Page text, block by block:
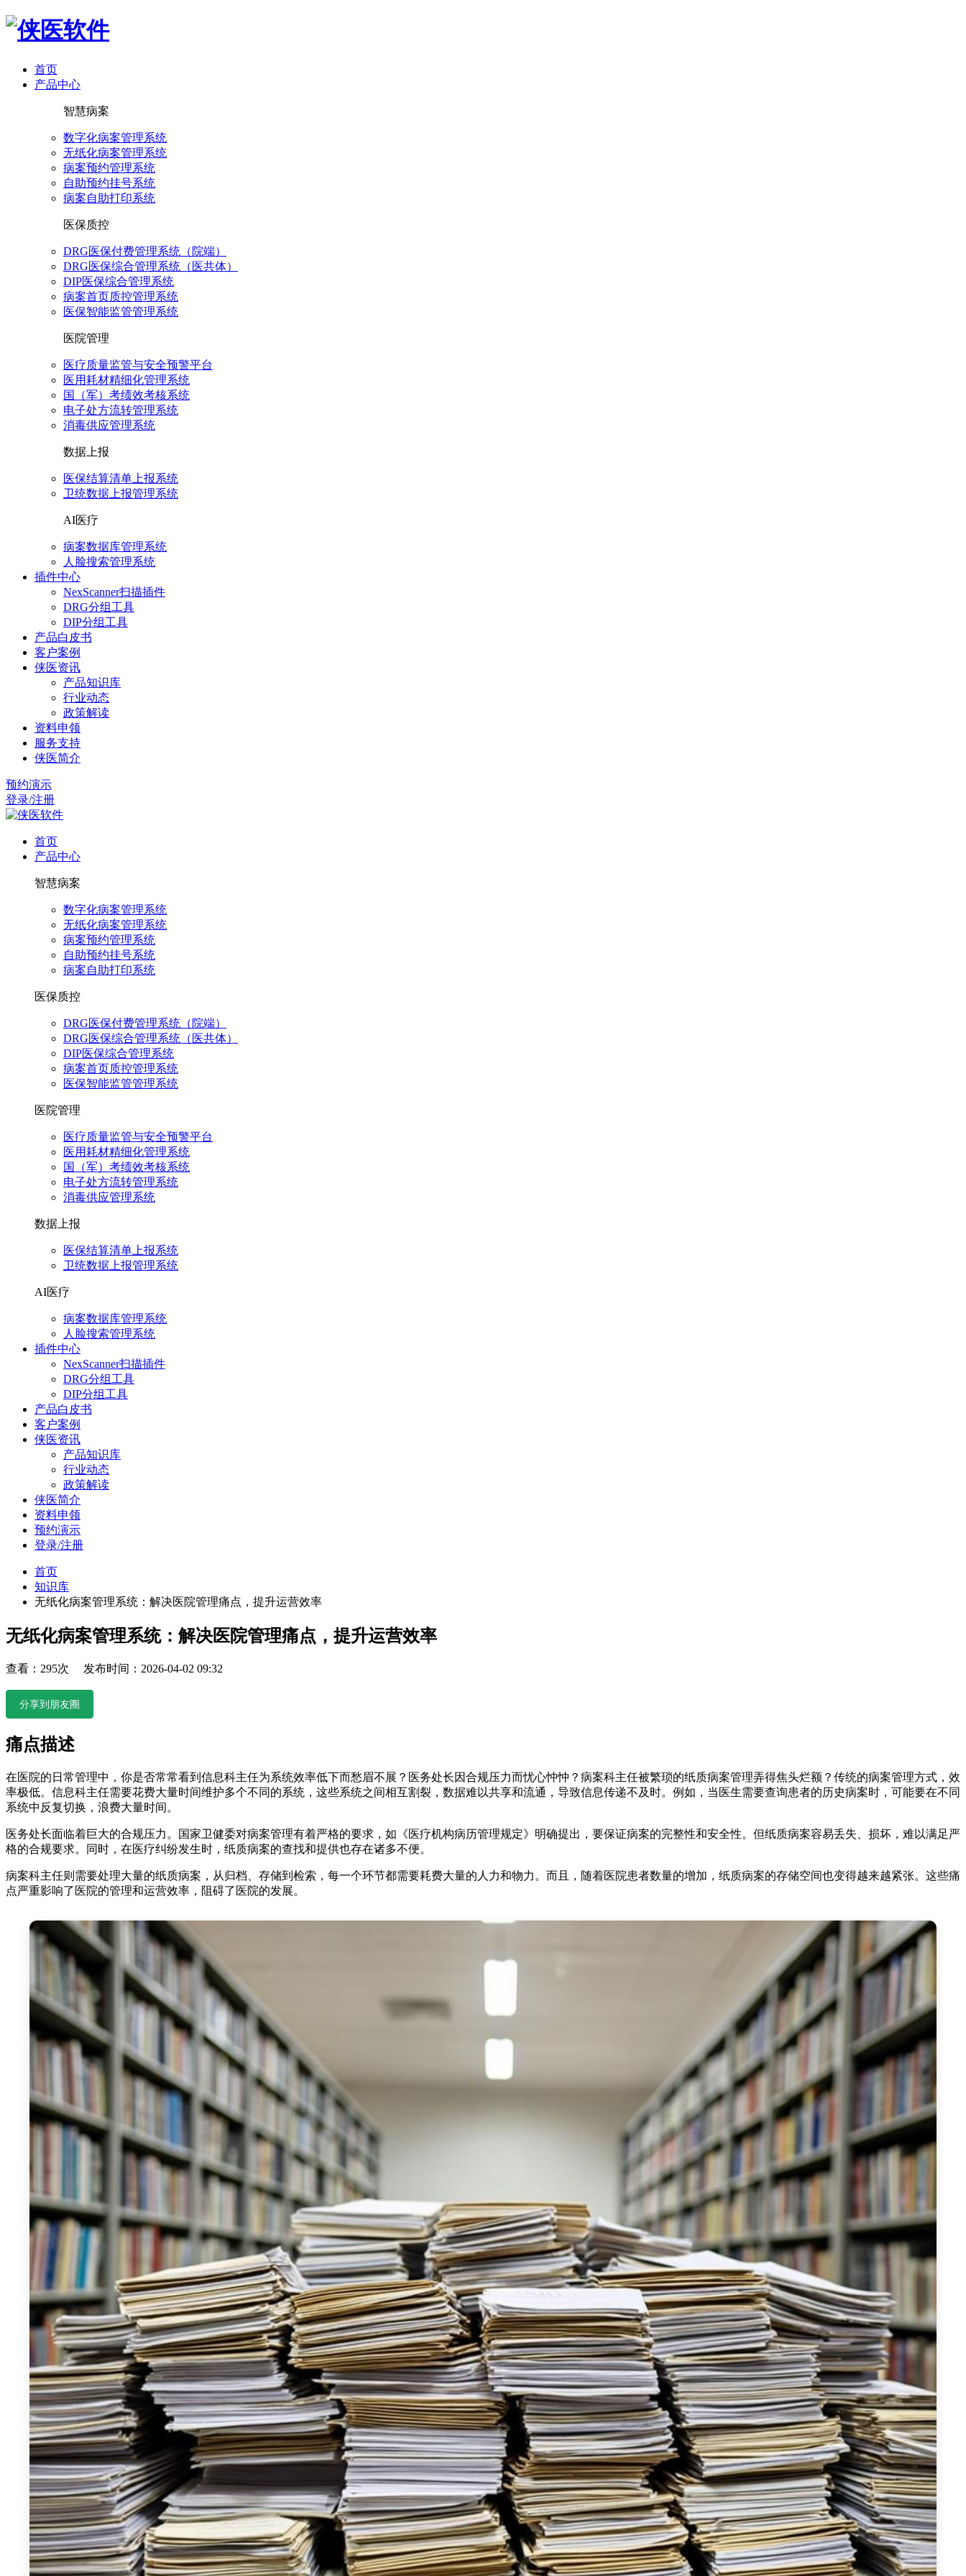
首页
产品中心
智慧病案
数字化病案管理系统
无纸化病案管理系统
病案预约管理系统
自助预约挂号系统
病案自助打印系统
医保质控
DRG医保付费管理系统（院端）
DRG医保综合管理系统（医共体）
DIP医保综合管理系统
病案首页质控管理系统
医保智能监管管理系统
医院管理
医疗质量监管与安全预警平台
医用耗材精细化管理系统
国（军）考绩效考核系统
电子处方流转管理系统
消毒供应管理系统
数据上报
医保结算清单上报系统
卫统数据上报管理系统
AI医疗
病案数据库管理系统
人脸搜索管理系统
插件中心
NexScanner扫描插件
DRG分组工具
DIP分组工具
产品白皮书
客户案例
侠医资讯
产品知识库
行业动态
政策解读
资料申领
服务支持
侠医简介
预约演示
登录/注册
首页
产品中心
智慧病案
数字化病案管理系统
无纸化病案管理系统
病案预约管理系统
自助预约挂号系统
病案自助打印系统
医保质控
DRG医保付费管理系统（院端）
DRG医保综合管理系统（医共体）
DIP医保综合管理系统
病案首页质控管理系统
医保智能监管管理系统
医院管理
医疗质量监管与安全预警平台
医用耗材精细化管理系统
国（军）考绩效考核系统
电子处方流转管理系统
消毒供应管理系统
数据上报
医保结算清单上报系统
卫统数据上报管理系统
AI医疗
病案数据库管理系统
人脸搜索管理系统
插件中心
NexScanner扫描插件
DRG分组工具
DIP分组工具
产品白皮书
客户案例
侠医资讯
产品知识库
行业动态
政策解读
侠医简介
资料申领
预约演示
登录/注册
首页
知识库
无纸化病案管理系统：解决医院管理痛点，提升运营效率
无纸化病案管理系统：解决医院管理痛点，提升运营效率
查看：295次 发布时间：2026-04-02 09:32
分享到朋友圈
痛点描述
在医院的日常管理中，你是否常常看到信息科主任为系统效率低下而愁眉不展？医务处长因合规压力而忧心忡忡？病案科主任被繁琐的纸质病案管理弄得焦头烂额？传统的病案管理方式，效
率极低。信息科主任需要花费大量时间维护多个不同的系统，这些系统之间相互割裂，数据难以共享和流通，导致信息传递不及时。例如，当医生需要查询患者的历史病案时，可能要在不同
系统中反复切换，浪费大量时间。
医务处长面临着巨大的合规压力。国家卫健委对病案管理有着严格的要求，如《医疗机构病历管理规定》明确提出，要保证病案的完整性和安全性。但纸质病案容易丢失、损坏，难以满足严
格的合规要求。同时，在医疗纠纷发生时，纸质病案的查找和提供也存在诸多不便。
病案科主任则需要处理大量的纸质病案，从归档、存储到检索，每一个环节都需要耗费大量的人力和物力。而且，随着医院患者数量的增加，纸质病案的存储空间也变得越来越紧张。这些痛
点严重影响了医院的管理和运营效率，阻碍了医院的发展。